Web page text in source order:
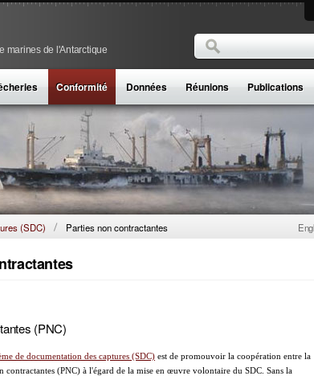
marines de l'Antarctique
Formulaire de
Rechercher
Conformité Données Réunions Publications
(SDC) Parties non contractantes
(PNC)
de documentation des captures (SDC) est de promouvoir la coopération entre la
contractantes (PNC) à l'égard de la mise en œuvre volontaire du SDC. Sans la